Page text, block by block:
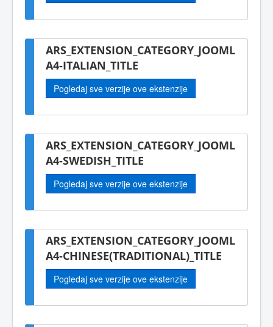
ARS_EXTENSION_CATEGORY_JOOML
A4-ITALIAN_TITLE
Pogledaj sve verzije ove ekstenzije
ARS_EXTENSION_CATEGORY_JOOML
A4-SWEDISH_TITLE
Pogledaj sve verzije ove ekstenzije
ARS_EXTENSION_CATEGORY_JOOML
A4-CHINESE(TRADITIONAL)_TITLE
Pogledaj sve verzije ove ekstenzije